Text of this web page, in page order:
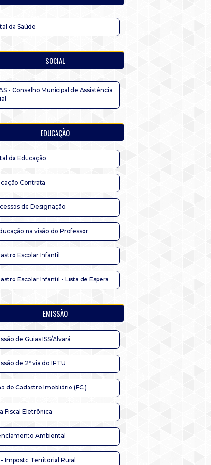
da Saúde
SOCIAL
- Conselho Municipal de Assistência
EDUCAÇÃO
da Educação
Contrata
de Designação
na visão do Professor
Escolar Infantil
Escolar Infantil - Lista de Espera
EMISSÃO
de Guias ISS/Alvará
de 2ª via do IPTU
de Cadastro Imobliário (FCI)
Fiscal Eletrônica
Ambiental
- Imposto Territorial Rural